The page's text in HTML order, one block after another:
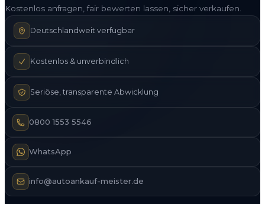
Kostenlos anfragen, fair bewerten lassen, sicher verkaufen.
Deutschlandweit verfügbar
Kostenlos & unverbindlich
Seriöse, transparente Abwicklung
0800 1553 5546
WhatsApp
info@autoankauf-meister.de